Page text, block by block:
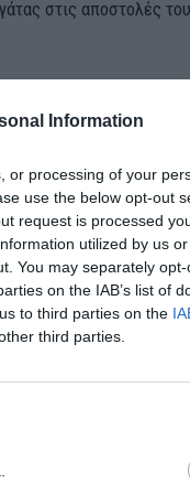
Information
or processing of your
use the below opt-out
request is processed
utilized by us
You may separately
on the IAB’s list of
to third parties on the
third parties.
στις αποστολές
και στο λιμάνι του
έχουν καταπλεύσει η
και το